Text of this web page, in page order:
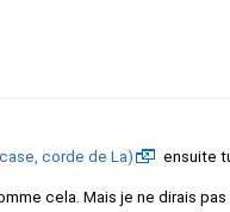
corde de La)
ensuite
cela. Mais je ne dirais